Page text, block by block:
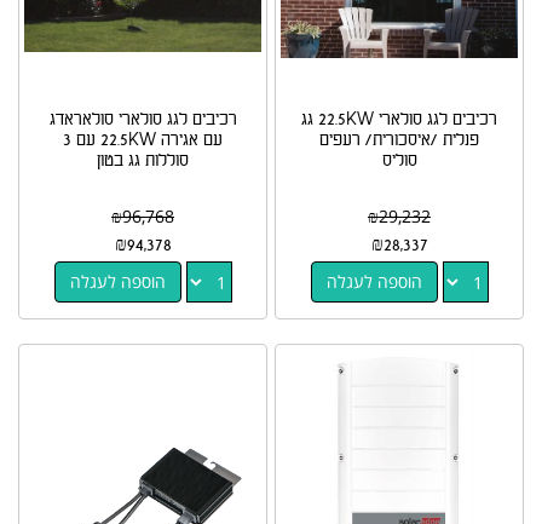
רכיבים לגג סולארי 22.5KW גג
פנלית /איסכורית/ רעפים
סוליס
₪29,232
₪28,337
הוספה לעגלה
רכיבים לגג סולארי סולאראדג
עם אגירה 22.5KW עם 3
סוללות גג בטון
₪96,768
₪94,378
הוספה לעגלה